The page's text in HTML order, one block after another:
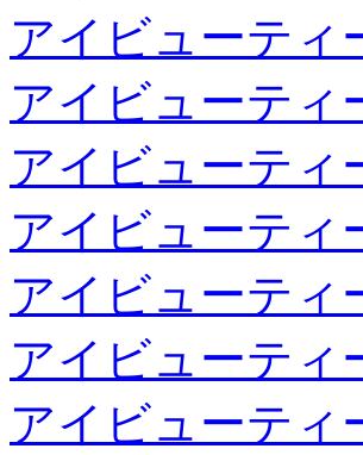
アイビューティ
アイビューティ
アイビューティ
アイビューティ
アイビューティ
アイビューティ
アイビューティ